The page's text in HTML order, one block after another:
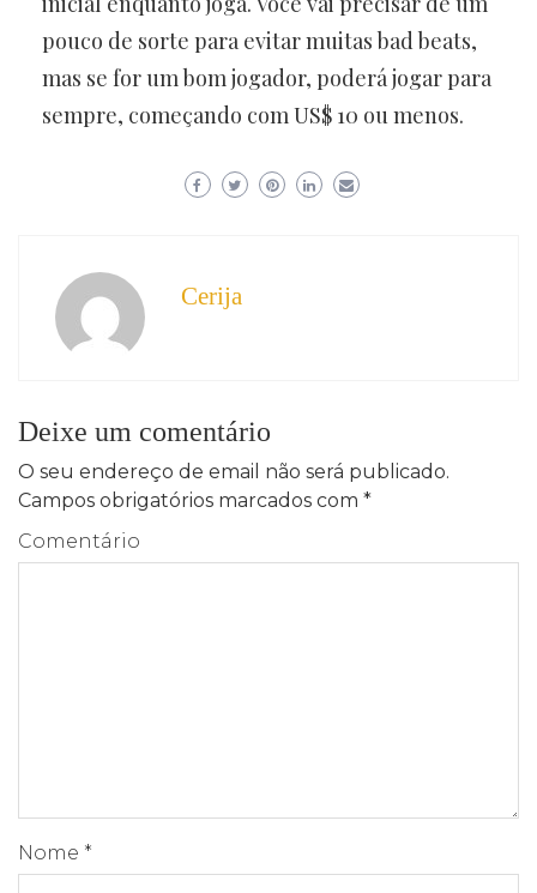
pouco de sorte para evitar muitas bad beats,
mas se for um bom jogador, poderá jogar para
sempre, começando com US$ 10 ou menos.
Cerija
Deixe um comentário
O seu endereço de email não será publicado.
Campos obrigatórios marcados com *
Comentário
Nome *